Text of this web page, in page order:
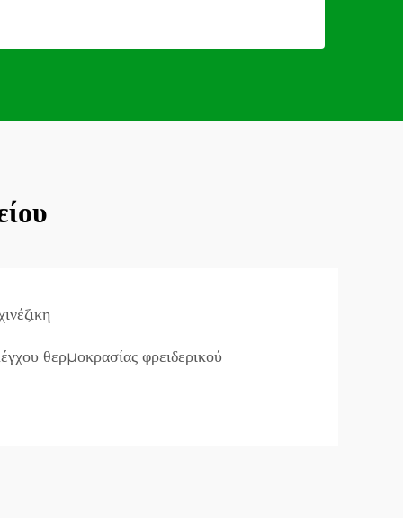
θερμοκρασίας φρειδερικού